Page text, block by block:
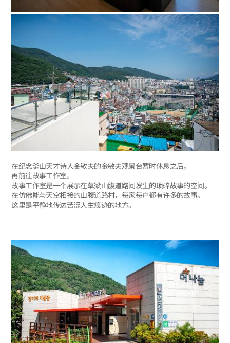
在纪念釜山天才诗人金敏夫的金敏夫观景台暂时休息之后，
再前往故事工作室。
故事工作室是一个展示在草粱山腹道路间发生的琐碎故事的空间。
在仿佛能与天空相接的山腹道路村，每家每户都有许多的故事。
这里是平静地传达苦涩人生痕迹的地方。